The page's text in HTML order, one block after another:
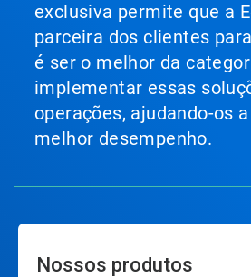
exclusiva permite que a
parceira dos clientes
é ser o melhor da
implementar essas
operações, ajudando-os
melhor desempenho.
Nossos produtos